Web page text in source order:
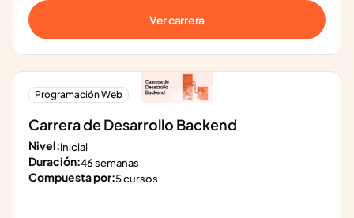
Ver carrera
Programación Web
Carrera de Desarrollo Backend
Nivel:Inicial
Duración:46 semanas
Compuesta por:5 cursos